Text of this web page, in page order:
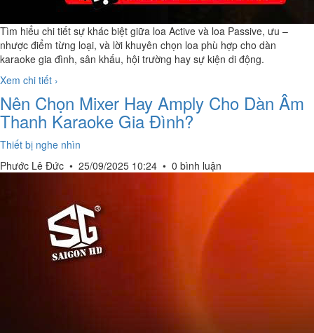
Tìm hiểu chi tiết sự khác biệt giữa loa Active và loa Passive, ưu –
nhược điểm từng loại, và lời khuyên chọn loa phù hợp cho dàn
karaoke gia đình, sân khấu, hội trường hay sự kiện di động.
Xem chi tiết ›
Nên Chọn Mixer Hay Amply Cho Dàn Âm
Thanh Karaoke Gia Đình?
Thiết bị nghe nhìn
Phước Lê Đức • 25/09/2025 10:24 • 0 bình luận